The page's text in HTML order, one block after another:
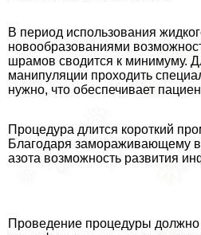
В период использования
новообразованиями
шрамов сводится к минимуму.
манипуляции проходить
нужно, что обеспечивает
Процедypa длится короткий
Благодаря замораживающему
азота возможность развития
Проведение процедуры должно